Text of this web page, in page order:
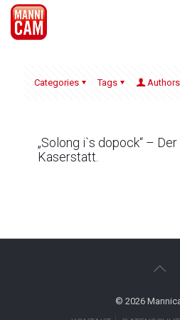
Categories Tags Authors
„Solong i`s dopock“ –
Kaserstatt.
© 2026